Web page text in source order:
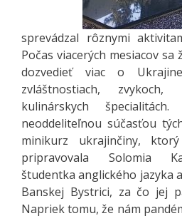
sprevádzal rôznymi
Počas viacerých mesiacov
dozvedieť viac o
zvláštnostiach,
kulinárskych
neoddeliteľnou súčasťou
minikurz ukrajinčiny,
pripravovala Solomia
študentka anglického jazyka
Banskej Bystrici, za čo jej
Napriek tomu, že nám